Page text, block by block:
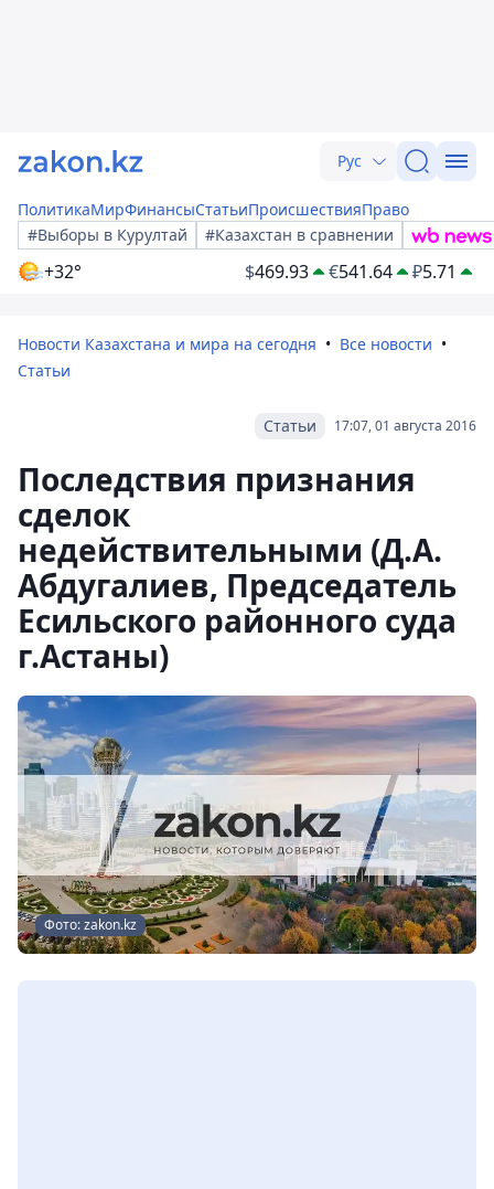
Рус
ПолитикаМирФинансыСтатьиПроисшествияПраво
#Выборы в Курултай
#Казахстан в сравнении
+32° $469.93 €541.64 ₽5.71
Новости Казахстана и мира на сегодня
Все новости
Статьи
17:07, 01 августа 2016
Статьи
Последствия признания
сделок
недействительными (Д.А.
Абдугалиев, Председатель
Есильского районного суда
г.Астаны)
Фото: zakon.kz